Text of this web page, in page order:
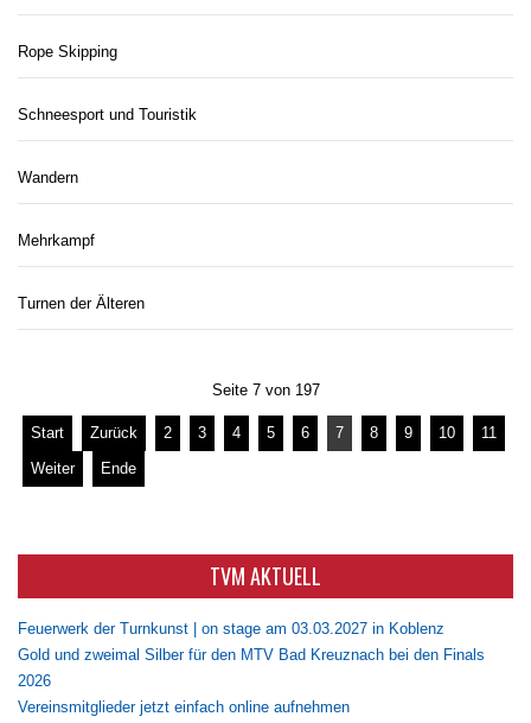
Rope Skipping
Schneesport und Touristik
Wandern
Mehrkampf
Turnen der Älteren
Seite 7 von 197
Start Zurück 2 3 4 5 6 7 8 9 10
11
Weiter
Ende
TVM AKTUELL
Feuerwerk der Turnkunst | on stage am 03.03.2027 in Koblenz
Gold und zweimal Silber für den MTV Bad Kreuznach bei den Finals
2026
Vereinsmitglieder jetzt einfach online aufnehmen